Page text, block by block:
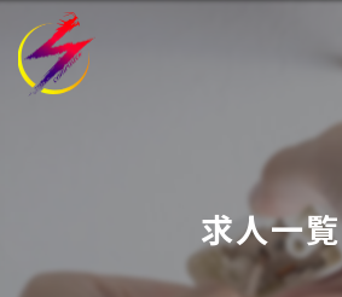
求人一覧